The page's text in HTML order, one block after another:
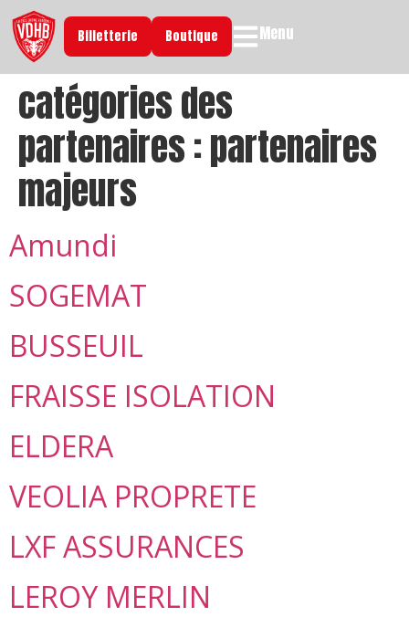
Billetterie Boutique Menu
catégories des
partenaires :partenaires
majeurs
Amundi
SOGEMAT
BUSSEUIL
FRAISSE ISOLATION
ELDERA
VEOLIA PROPRETE
LXF ASSURANCES
LEROY MERLIN